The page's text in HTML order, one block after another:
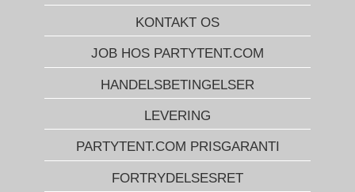
KONTAKT OS
JOB HOS PARTYTENT.COM
HANDELSBETINGELSER
LEVERING
PARTYTENT.COM PRISGARANTI
FORTRYDELSESRET